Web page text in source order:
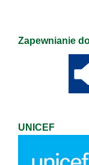
Zapewnianie
UNICEF